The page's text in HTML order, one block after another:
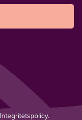
Integritetspolicy.